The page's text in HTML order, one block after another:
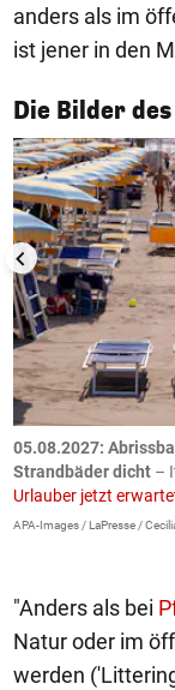
anders als im
ist jener in den
Die Bilder des
1/50
05.08.2027:
Strandbäder dicht –
Urlauber jetzt
APA-Images / LaPresse /
"Anders als bei
Natur oder im
werden